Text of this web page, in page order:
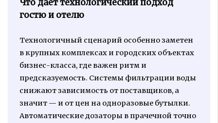
Что даёт технологический подход
гостю и отелю
Технологичный сценарий особенно заметен
в крупных комплексах и городских объектах
бизнес-класса, где важен ритм и
предсказуемость. Системы фильтрации воды
снижают зависимость от поставщиков, а
значит — и от цен на одноразовые бутылки.
Автоматические дозаторы в прачечной точно